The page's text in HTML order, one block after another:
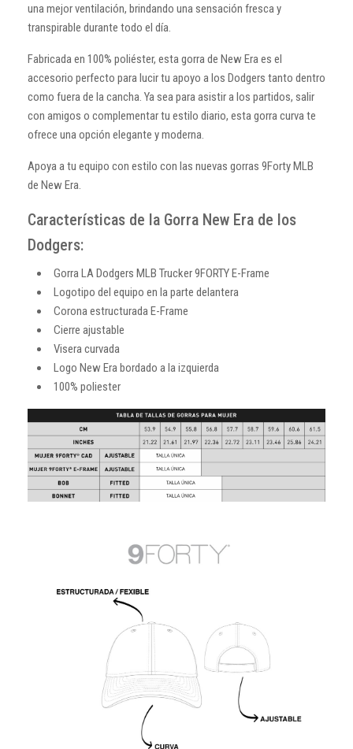
una mejor ventilación, brindando una sensación fresca y
transpirable durante todo el día.
Fabricada en 100% poliéster, esta gorra de New Era es el
accesorio perfecto para lucir tu apoyo a los Dodgers tanto dentro
como fuera de la cancha. Ya sea para asistir a los partidos, salir
con amigos o complementar tu estilo diario, esta gorra curva te
ofrece una opción elegante y moderna.
Apoya a tu equipo con estilo con las nuevas gorras 9Forty MLB
de New Era.
Características de la Gorra New Era de los
Dodgers:
Gorra LA Dodgers MLB Trucker 9FORTY E-Frame
Logotipo del equipo en la parte delantera
Corona estructurada E-Frame
Cierre ajustable
Visera curvada
Logo New Era bordado a la izquierda
100% poliester